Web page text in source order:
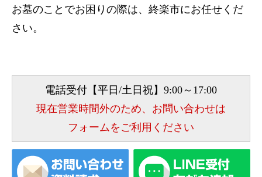
お墓のことでお困りの際は、終楽市にお任せくだ
さい。
電話受付【平日/土日祝】9:00～17:00
現在営業時間外のため、お問い合わせは
フォームをご利用ください